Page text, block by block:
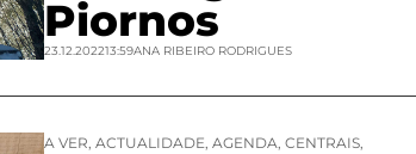
Piornos
23.12.202213:59ANA RIBEIRO RODRIGUES
A VER, ACTUALIDADE, AGENDA, CENTRAIS,